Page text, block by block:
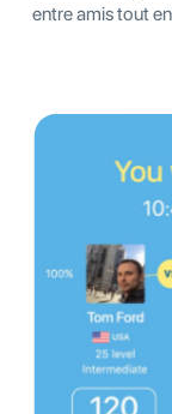
entre amis tout